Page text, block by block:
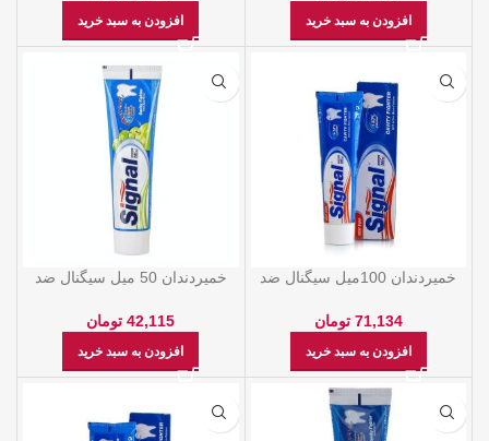
افزودن به سبد خرید افزودن به سبد خرید
خمیردندان 100میل سیگنال ضد
71,134 تومان
افزودن به سبد خرید
خمیردندان 50 میل سیگنال ضد
42,115 تومان
افزودن به سبد خرید